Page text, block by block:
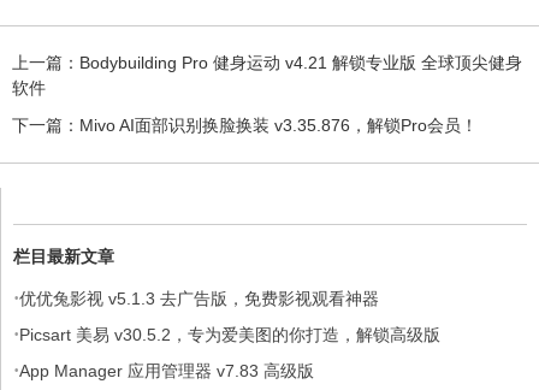
上一篇： Bodybuilding Pro 健身运动 v4.21 解锁专业版 全球顶尖健身
软件
下一篇： Mivo AI面部识别换脸换装 v3.35.876，解锁Pro会员！
栏目最新文章
·优优兔影视 v5.1.3 去广告版，免费影视观看神器
·Picsart 美易 v30.5.2，专为爱美图的你打造，解锁高级版
·App Manager 应用管理器 v7.83 高级版